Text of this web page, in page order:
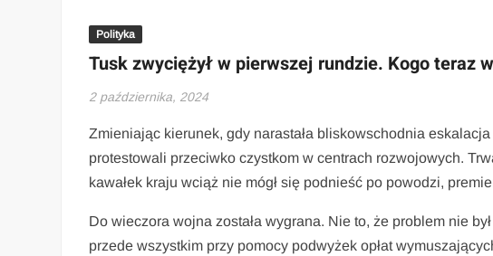
Polityka
Tusk zwyciężył w pierwszej rundzie. Kogo teraz
2 października, 2024
Zmieniając kierunek, gdy narastała bliskowschodnia
protestowali przeciwko czystkom w centrach rozwojowych.
kawałek kraju wciąż nie mógł się podnieść po powodzi,
Do wieczora wojna została wygrana. Nie to, że problem nie
przede wszystkim przy pomocy podwyżek opłat